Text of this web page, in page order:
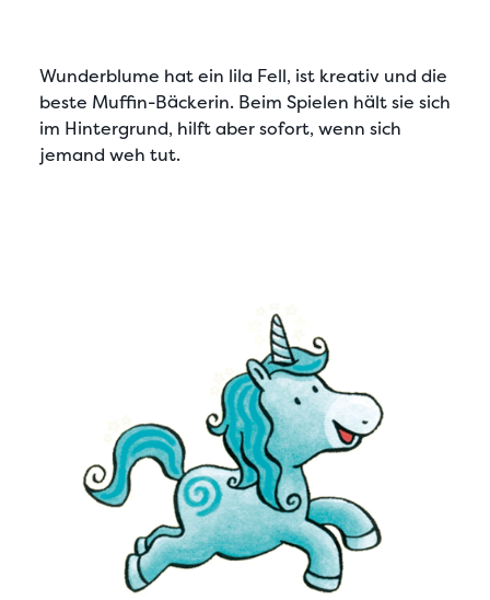
Wunderblume hat ein lila Fell, ist kreativ und die
beste Muffin-Bäckerin. Beim Spielen hält sie sich
im Hintergrund, hilft aber sofort, wenn sich
jemand weh tut.